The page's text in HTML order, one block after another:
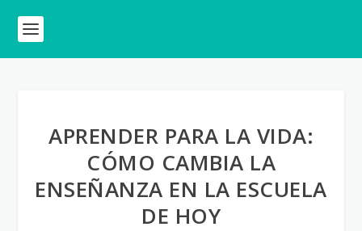
APRENDER PARA LA VIDA:
CÓMO CAMBIA LA
ENSEÑANZA EN LA ESCUELA
DE HOY